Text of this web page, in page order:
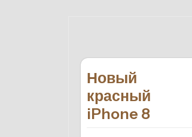
Новый
красный
iPhone 8